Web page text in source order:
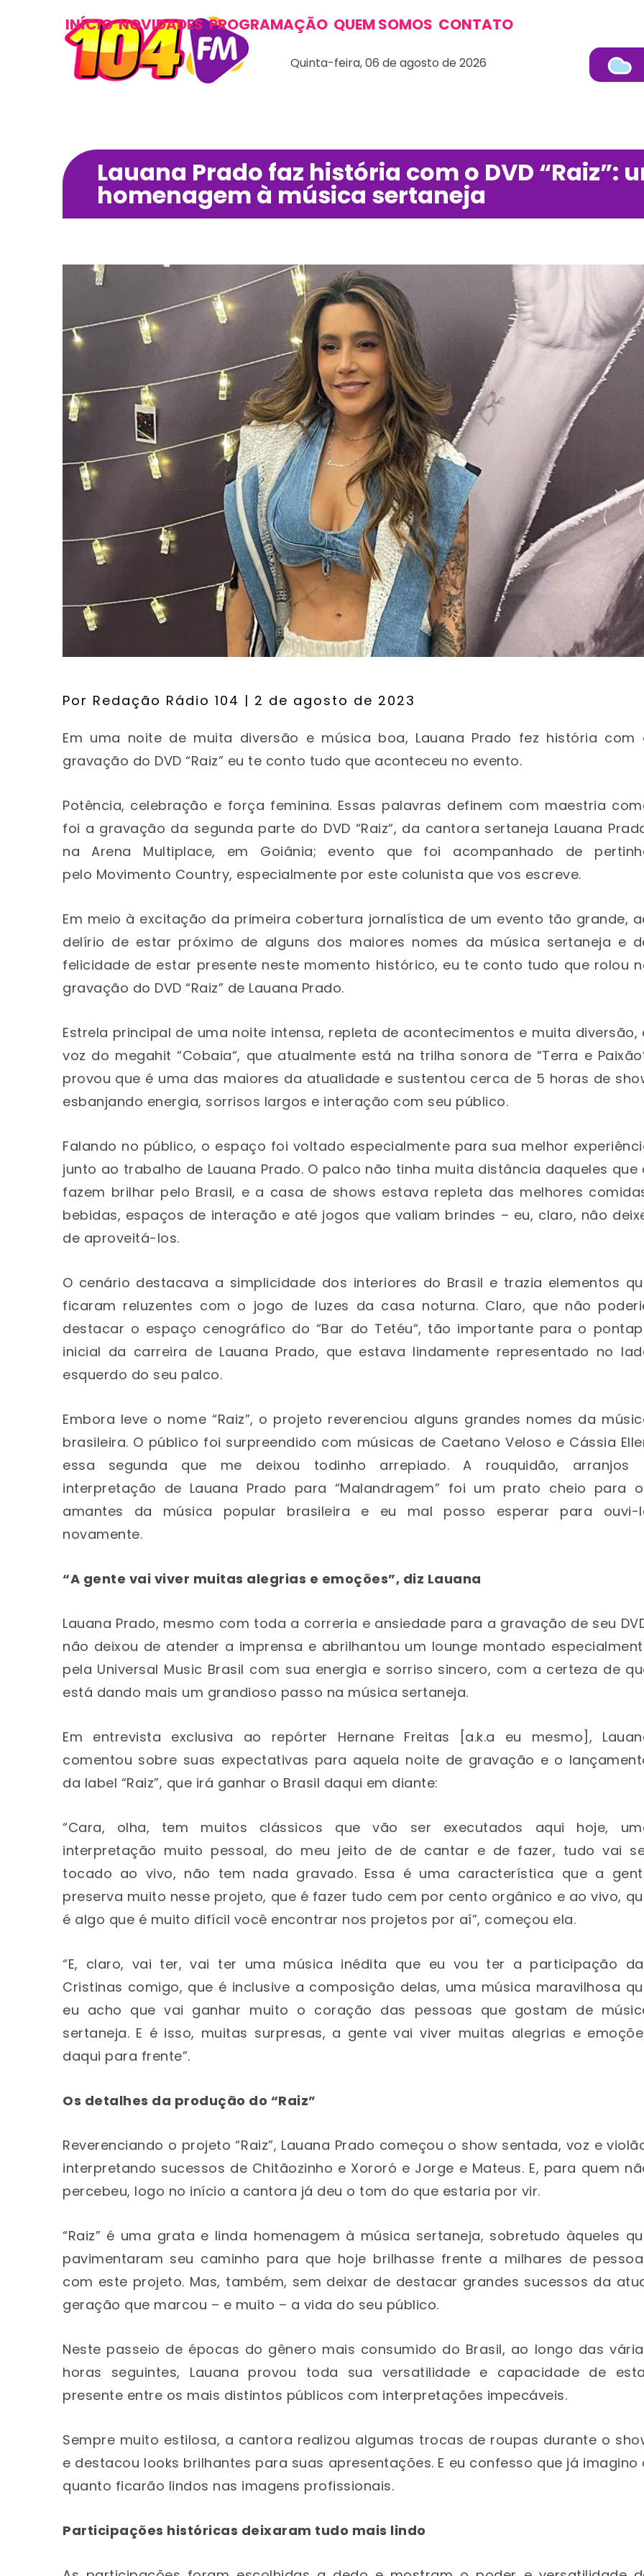
INÍCIO NOVIDADES PROGRAMAÇÃO QUEM SOMOS CONTATO
Quinta-feira, 06 de agosto de 2026
Lauana Prado faz história com o DVD “Raiz”:
homenagem à música sertaneja
Por Redação Rádio 104 | 2 de agosto de 2023
Em uma noite de muita diversão e música boa, Lauana Prado fez história com
gravação do DVD “Raiz” eu te conto tudo que aconteceu no evento.
Potência, celebração e força feminina. Essas palavras definem com maestria
foi a gravação da segunda parte do DVD “Raiz“, da cantora sertaneja Lauana
na Arena Multiplace, em Goiânia; evento que foi acompanhado de
pelo Movimento Country, especialmente por este colunista que vos escreve.
Em meio à excitação da primeira cobertura jornalística de um evento tão grande,
delírio de estar próximo de alguns dos maiores nomes da música sertaneja e
felicidade de estar presente neste momento histórico, eu te conto tudo que rolou
gravação do DVD “Raiz” de Lauana Prado.
Estrela principal de uma noite intensa, repleta de acontecimentos e muita diversão,
voz do megahit “Cobaia“, que atualmente está na trilha sonora de “Terra e
provou que é uma das maiores da atualidade e sustentou cerca de 5 horas de
esbanjando energia, sorrisos largos e interação com seu público.
Falando no público, o espaço foi voltado especialmente para sua melhor
junto ao trabalho de Lauana Prado. O palco não tinha muita distância daqueles que
fazem brilhar pelo Brasil, e a casa de shows estava repleta das melhores
bebidas, espaços de interação e até jogos que valiam brindes – eu, claro, não
de aproveitá-los.
O cenário destacava a simplicidade dos interiores do Brasil e trazia elementos
ficaram reluzentes com o jogo de luzes da casa noturna. Claro, que não
destacar o espaço cenográfico do “Bar do Tetéu“, tão importante para o
inicial da carreira de Lauana Prado, que estava lindamente representado no
esquerdo do seu palco.
Embora leve o nome “Raiz”, o projeto reverenciou alguns grandes nomes da
brasileira. O público foi surpreendido com músicas de Caetano Veloso e Cássia
essa segunda que me deixou todinho arrepiado. A rouquidão, arranjos
interpretação de Lauana Prado para “Malandragem” foi um prato cheio para
amantes da música popular brasileira e eu mal posso esperar para ouvi-
novamente.
“A gente vai viver muitas alegrias e emoções”, diz Lauana
Lauana Prado, mesmo com toda a correria e ansiedade para a gravação de seu
não deixou de atender a imprensa e abrilhantou um lounge montado
pela Universal Music Brasil com sua energia e sorriso sincero, com a certeza de
está dando mais um grandioso passo na música sertaneja.
Em entrevista exclusiva ao repórter Hernane Freitas [a.k.a eu mesmo],
comentou sobre suas expectativas para aquela noite de gravação e o
da label “Raiz”, que irá ganhar o Brasil daqui em diante:
“Cara, olha, tem muitos clássicos que vão ser executados aqui hoje,
interpretação muito pessoal, do meu jeito de de cantar e de fazer, tudo vai
tocado ao vivo, não tem nada gravado. Essa é uma característica que a
preserva muito nesse projeto, que é fazer tudo cem por cento orgânico e ao vivo,
é algo que é muito difícil você encontrar nos projetos por aí”, começou ela.
“E, claro, vai ter, vai ter uma música inédita que eu vou ter a participação
Cristinas comigo, que é inclusive a composição delas, uma música maravilhosa
eu acho que vai ganhar muito o coração das pessoas que gostam de
sertaneja. E é isso, muitas surpresas, a gente vai viver muitas alegrias e
daqui para frente”.
Os detalhes da produção do “Raiz”
Reverenciando o projeto “Raiz”, Lauana Prado começou o show sentada, voz e
interpretando sucessos de Chitãozinho e Xororó e Jorge e Mateus. E, para quem
percebeu, logo no início a cantora já deu o tom do que estaria por vir.
“Raiz” é uma grata e linda homenagem à música sertaneja, sobretudo àqueles
pavimentaram seu caminho para que hoje brilhasse frente a milhares de
com este projeto. Mas, também, sem deixar de destacar grandes sucessos da
geração que marcou – e muito – a vida do seu público.
Neste passeio de épocas do gênero mais consumido do Brasil, ao longo das
horas seguintes, Lauana provou toda sua versatilidade e capacidade de
presente entre os mais distintos públicos com interpretações impecáveis.
Sempre muito estilosa, a cantora realizou algumas trocas de roupas durante o
e destacou looks brilhantes para suas apresentações. E eu confesso que já imagino
quanto ficarão lindos nas imagens profissionais.
Participações históricas deixaram tudo mais lindo